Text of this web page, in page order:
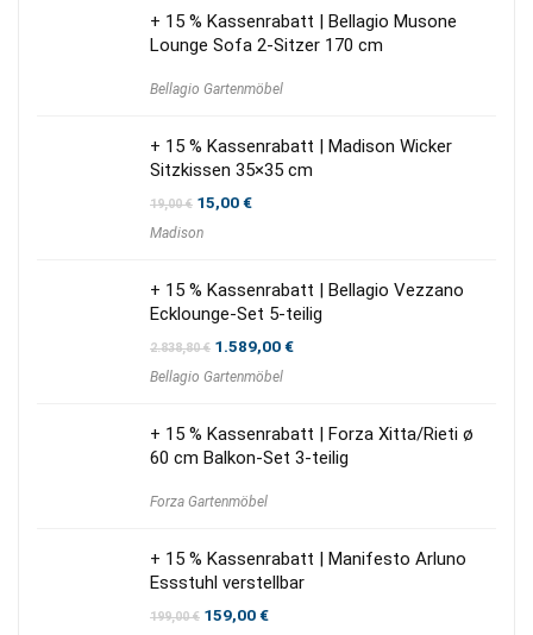
+ 15 % Kassenrabatt | Bellagio Musone
Lounge Sofa 2-Sitzer 170 cm
Bellagio Gartenmöbel
+ 15 % Kassenrabatt | Madison Wicker
Sitzkissen 35×35 cm
19,00€ Ursprünglicher
war:
15,00€Aktueller
Madison
+ 15 % Kassenrabatt | Bellagio Vezzano
Ecklounge-Set 5-teilig
2.838,80€ Ursprünglicher
war:
1.589,00€Aktueller
Bellagio Gartenmöbel
+ 15 % Kassenrabatt | Forza Xitta/Rieti ø
60 cm Balkon-Set 3-teilig
Forza Gartenmöbel
+ 15 % Kassenrabatt | Manifesto Arluno
Essstuhl verstellbar
199,00€ Ursprünglicher
159,00€Aktueller